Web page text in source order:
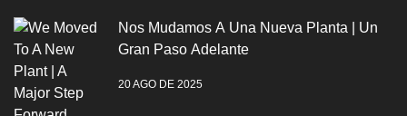
Nos Mudamos A Una Nueva Planta | Un
Gran Paso Adelante
20 AGO DE 2025